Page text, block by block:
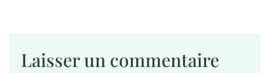
Laisser un commentaire